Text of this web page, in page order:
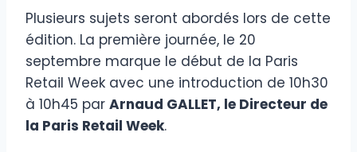
Plusieurs sujets seront abordés lors de cette
édition. La première journée, le 20
septembre marque le début de la Paris
Retail Week avec une introduction de 10h30
à 10h45 par Arnaud GALLET, le Directeur de
la Paris Retail Week.